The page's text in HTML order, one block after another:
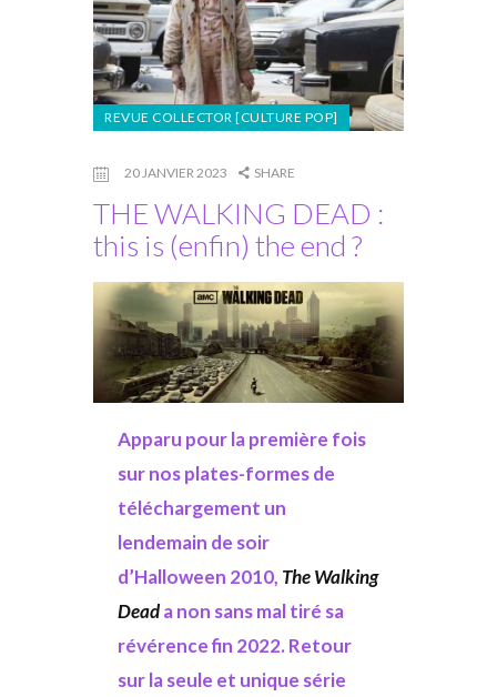
REVUE COLLECTOR [CULTURE POP]
20 JANVIER 2023 SHARE
THE WALKING DEAD :
this is (enfin) the end ?
Apparu pour la première fois
sur nos plates-formes de
téléchargement un
lendemain de soir
d’Halloween 2010, The Walking
Deada non sans mal tiré sa
révérence fin 2022. Retour
sur la seule et unique série